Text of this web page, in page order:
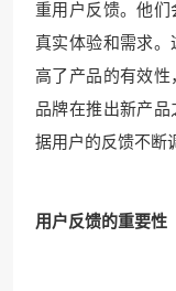
重用户反馈。他们
真实体验和需求。
高了产品的有效
品牌在推出新产
据用户的反馈不断
用户反馈的重要性